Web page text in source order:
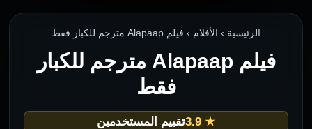
الرئيسية › الأفلام › فيلم Alapaap مترجم للكبار فقط
فيلم Alapaap مترجم للكبار
فقط
★ 3.9 تقييم المستخدمين